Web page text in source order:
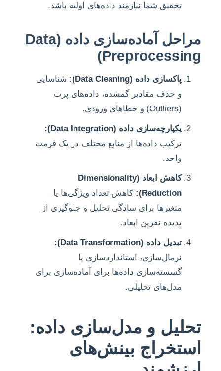
تحقیق شما نیازمند داده‌های اولیه باشد.
مراحل آماده‌سازی داده (Data
Preprocessing)
پاکسازی داده (Data Cleaning):
شناسایی
و حذف مقادیر گمشده، داده‌های پرت
(Outliers) و خطاهای ورودی.
یکپارچه‌سازی داده (Data Integration):
ترکیب داده‌ها از منابع مختلف در یک فرمت
واحد.
کاهش ابعاد (Dimensionality
Reduction):
کاهش تعداد ویژگی‌ها یا
متغیرها برای سادگی تحلیل و جلوگیری از
پدیده نفرین ابعاد.
تبدیل داده (Data Transformation):
نرمال‌سازی، استانداردسازی یا
گسسته‌سازی داده‌ها برای آماده‌سازی برای
مدل‌های تحلیلی.
تحلیل و مدل‌سازی داده:
استخراج بینش‌های